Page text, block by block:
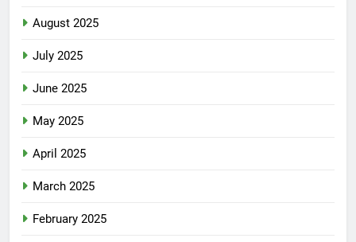
August 2025
July 2025
June 2025
May 2025
April 2025
March 2025
February 2025